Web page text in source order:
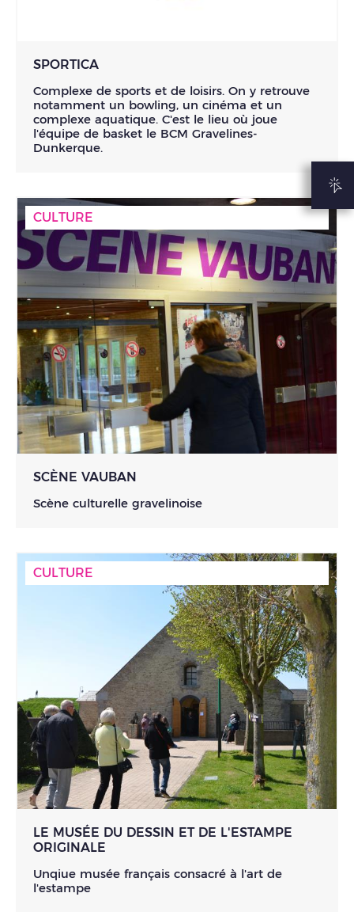
SPORTICA
Complexe de sports et de loisirs. On y retrouve
notamment un bowling, un cinéma et un
complexe aquatique. C'est le lieu où joue
l'équipe de basket le BCM Gravelines-
Dunkerque.
CULTURE
SCÈNE VAUBAN
Scène culturelle gravelinoise
CULTURE
LE MUSÉE DU DESSIN ET DE L'ESTAMPE
ORIGINALE
Unqiue musée français consacré à l'art de
l'estampe